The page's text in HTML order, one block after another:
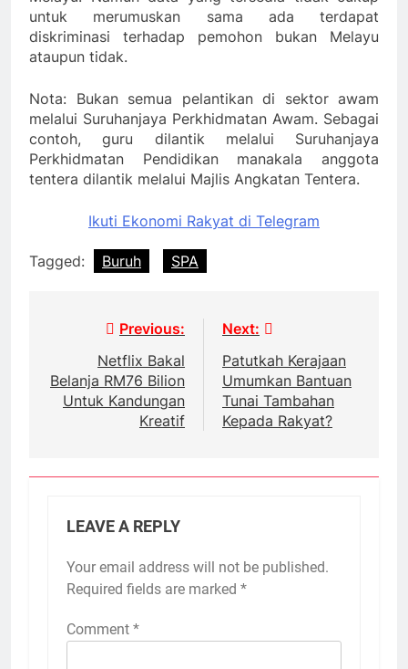
untuk merumuskan sama ada terdapat
diskriminasi terhadap pemohon bukan Melayu
ataupun tidak.
Nota: Bukan semua pelantikan di sektor awam
melalui Suruhanjaya Perkhidmatan Awam. Sebagai
contoh, guru dilantik melalui Suruhanjaya
Perkhidmatan Pendidikan manakala anggota
tentera dilantik melalui Majlis Angkatan Tentera.
Ikuti Ekonomi Rakyat di Telegram
Tagged: Buruh SPA
navigation
Previous:
Netflix Bakal
Belanja RM76 Bilion
Untuk Kandungan
Kreatif
Next:
Patutkah Kerajaan
Umumkan Bantuan
Tunai Tambahan
Kepada Rakyat?
LEAVE A REPLY
Your email address will not be published.
Required fields are marked *
Comment *